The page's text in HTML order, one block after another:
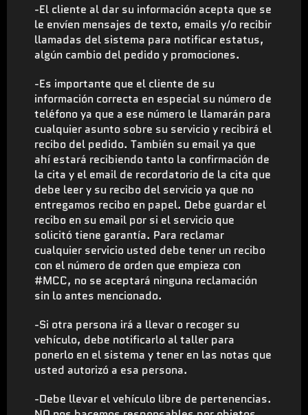
-El cliente al dar su información acepta que se
le envíen mensajes de texto, emails y/o recibir
llamadas del sistema para notificar estatus,
algún cambio del pedido y promociones.
-Es importante que el cliente de su
información correcta en especial su número de
teléfono ya que a ese número le llamarán para
cualquier asunto sobre su servicio y recibirá el
recibo del pedido. También su email ya que
ahí estará recibiendo tanto la confirmación de
la cita y el email de recordatorio de la cita que
debe leer y su recibo del servicio ya que no
entregamos recibo en papel. Debe guardar el
recibo en su email por si el servicio que
solicitó tiene garantía. Para reclamar
cualquier servicio usted debe tener un recibo
con el número de orden que empieza con
#MCC, no se aceptará ninguna reclamación
sin lo antes mencionado.
-Si otra persona irá a llevar o recoger su
vehículo, debe notificarlo al taller para
ponerlo en el sistema y tener en las notas que
usted autorizó a esa persona.
-Debe llevar el vehículo libre de pertenencias.